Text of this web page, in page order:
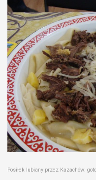
Posiłek lubiany przez Kazachów: